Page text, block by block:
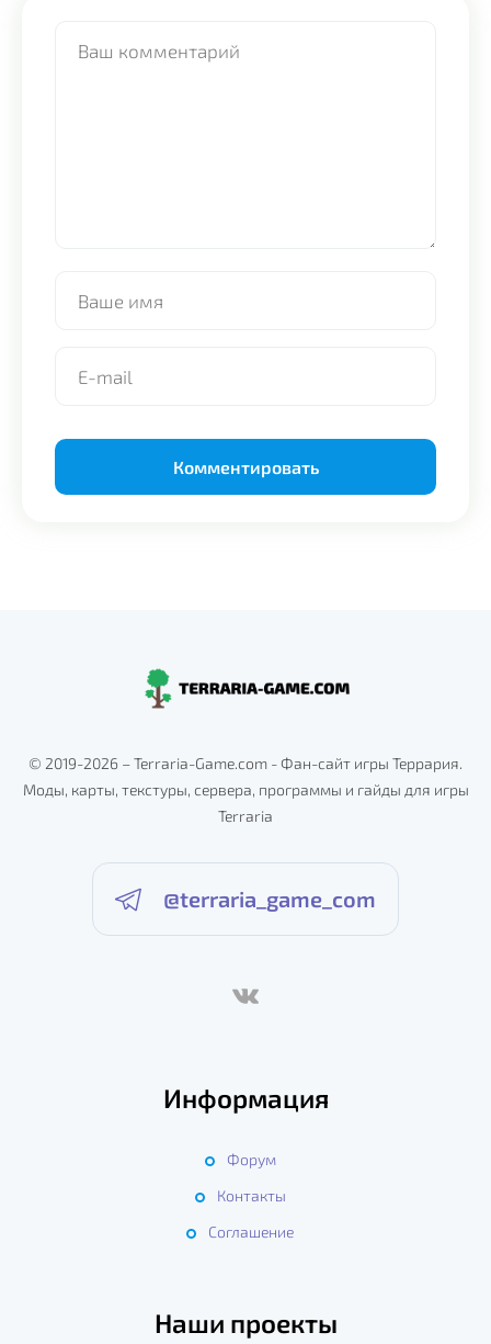
© 2019-2026 – Terraria-Game.com - Фан-сайт игры Террария.
Моды, карты, текстуры, сервера, программы и гайды для игры
Terraria
@terraria_game_com
Информация
Форум
Контакты
Соглашение
Наши проекты